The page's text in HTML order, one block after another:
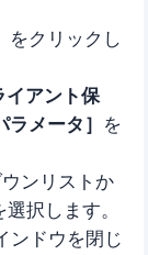
をクリックし
イアント保
ラメータ］ を
ンリストか
選択します。
ンドウを閉じ